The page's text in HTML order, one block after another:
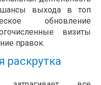
выхода в топ
обновление
визиты
правок.
раскрутка